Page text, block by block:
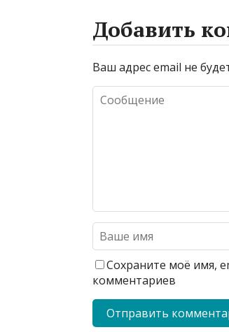
Добавить
Ваш адрес email не
Сохраните моё имя,
комментариев